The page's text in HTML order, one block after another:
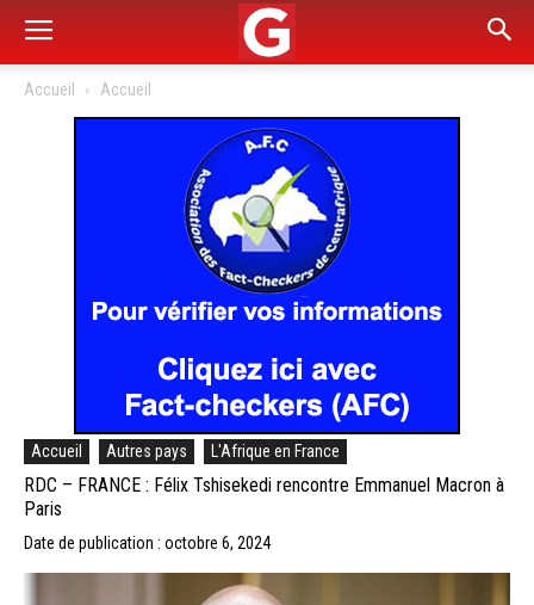
Accueil Accueil
Accueil Autres pays L'Afrique en France
RDC – FRANCE : Félix Tshisekedi rencontre Emmanuel Macron à
Paris
Date de publication : octobre 6, 2024